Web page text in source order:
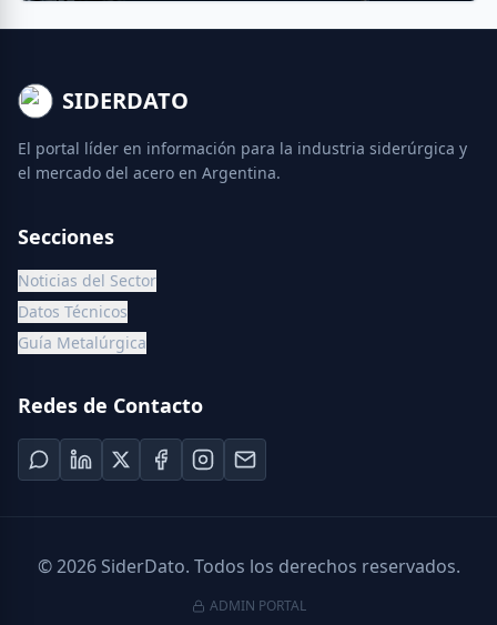
SIDERDATO
El portal líder en información para la industria siderúrgica y
el mercado del acero en Argentina.
Secciones
Noticias del Sector
Datos Técnicos
Guía Metalúrgica
Redes de Contacto
©2026SiderDato. Todos los derechos reservados.
ADMIN PORTAL